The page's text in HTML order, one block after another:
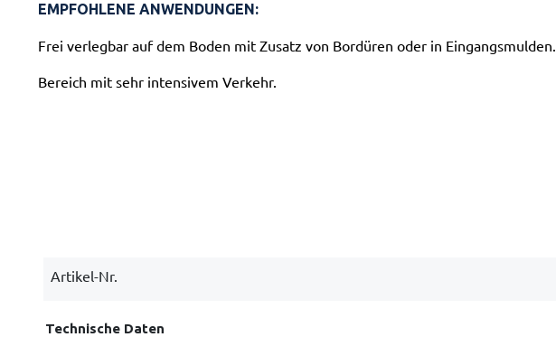
EMPFOHLENE ANWENDUNGEN:
Frei verlegbar auf dem Boden mit Zusatz von Bordüren oder in Eingangsmulden.
Bereich mit sehr intensivem Verkehr.
Artikel-Nr.
Technische Daten